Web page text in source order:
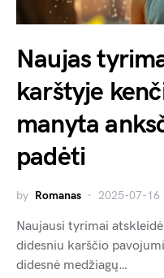
Naujas
karštyje
manyta
padėti
by Romanas 2025-07-16
Naujausi tyrimai
didesniu karščio
didesnė medžiagų…